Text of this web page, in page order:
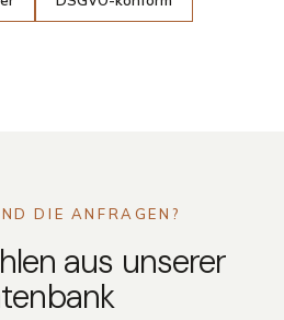
DIE ANFRAGEN?
aus unserer